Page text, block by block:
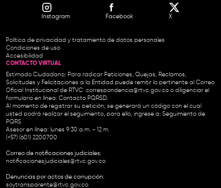
Instagram Facebook X
Política de privacidad y tratamiento de datos personales
Condiciones de uso
Accesibilidad
CONTACTO VIRTUAL
Estimado Ciudadano: Para radicar Peticiones, Quejas, Reclamos,
Solicitudes y Felicitaciones a la Entidad puede remitir lo pertinente al Correo
Oficial Institucional de RTVC correspondencia@rtvc.gov.co o diligenciar el
formulario en línea: Contacto PQRSD.
Al momento de registrar su petición, se generará un código con el cual
usted podrá realizar el seguimiento, para ello, ingrese a: Seguimiento de
PQRS
Asesor en línea: lunes 9:30 a.m. - 12 m.
(+57) (601) 2200700
Correo de notificaciones judiciales:
notificacionesjudiciales@rtvc.gov.co
Denuncias por actos de corrupción:
soytransparente@rtvc.gov.co